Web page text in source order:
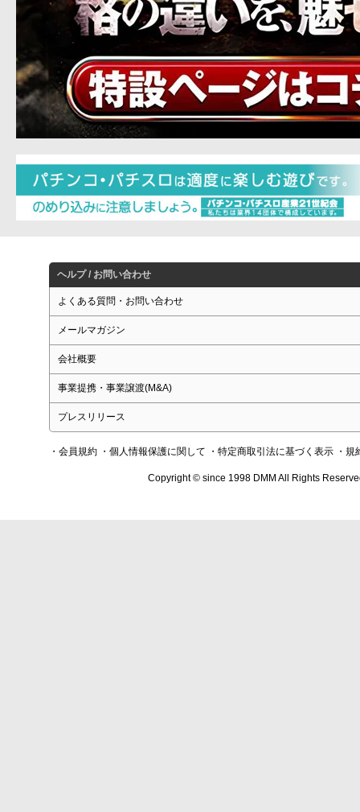
ヘルプ / お問い合わせ
よくある質問・お問い合わせ
メールマガジン
会社概要
事業提携・事業譲渡(M&A)
プレスリリース
・会員規約 ・個人情報保護に関して ・特定商取引法に基づく表示 ・規
Copyright © since 1998 DMM All Rights